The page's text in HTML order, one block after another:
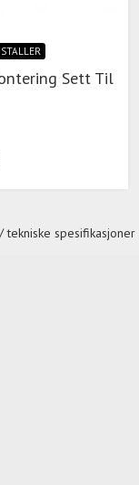
Sett Til
spesifikasjoner